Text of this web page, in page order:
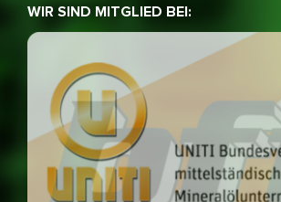
WIR SIND MITGLIED BEI: